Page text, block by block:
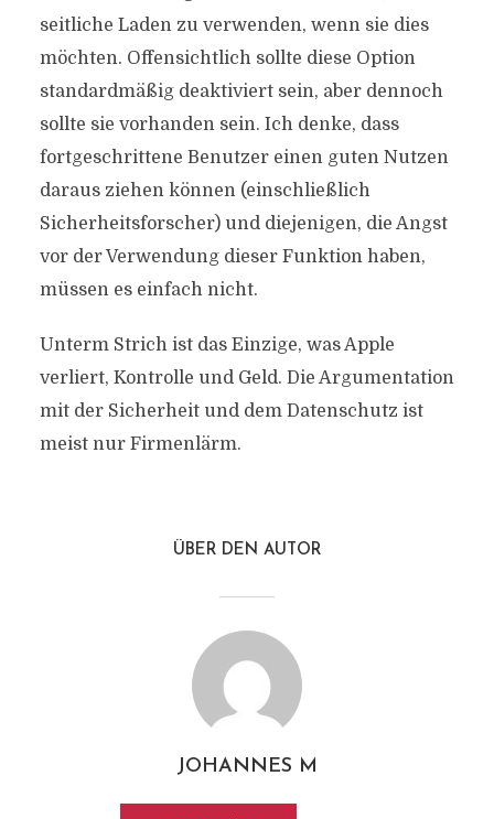
seitliche Laden zu verwenden, wenn sie dies
möchten. Offensichtlich sollte diese Option
standardmäßig deaktiviert sein, aber dennoch
sollte sie vorhanden sein. Ich denke, dass
fortgeschrittene Benutzer einen guten Nutzen
daraus ziehen können (einschließlich
Sicherheitsforscher) und diejenigen, die Angst
vor der Verwendung dieser Funktion haben,
müssen es einfach nicht.
Unterm Strich ist das Einzige, was Apple
verliert, Kontrolle und Geld. Die Argumentation
mit der Sicherheit und dem Datenschutz ist
meist nur Firmenlärm.
ÜBER DEN AUTOR
JOHANNES M